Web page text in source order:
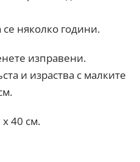
няколко години.
изправени.
и израства с малките
40 см.